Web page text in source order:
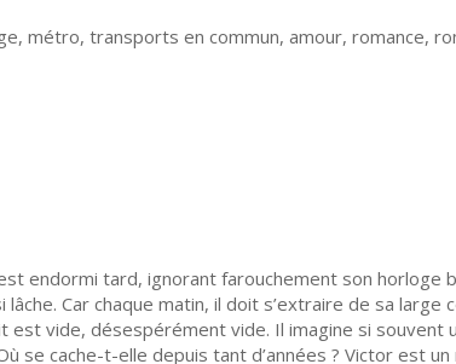
métro, transports en commun, amour, romance,
endormi tard, ignorant farouchement son horloge
Car chaque matin, il doit s’extraire de sa large
vide, désespérément vide. Il imagine si souvent
se cache-t-elle depuis tant d’années ? Victor est